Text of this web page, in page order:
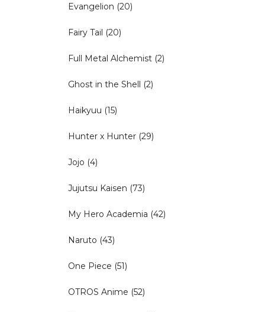
Evangelion (20)
Fairy Tail (20)
Full Metal Alchemist (2)
Ghost in the Shell (2)
Haikyuu (15)
Hunter x Hunter (29)
Jojo (4)
Jujutsu Kaisen (73)
My Hero Academia (42)
Naruto (43)
One Piece (51)
OTROS Anime (52)